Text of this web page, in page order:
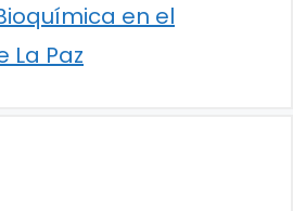
en el
La Paz